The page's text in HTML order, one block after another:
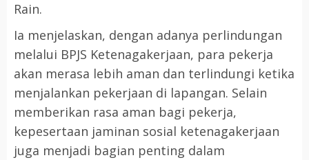
Rain.
Ia menjelaskan, dengan adanya perlindungan
melalui BPJS Ketenagakerjaan, para pekerja
akan merasa lebih aman dan terlindungi ketika
menjalankan pekerjaan di lapangan. Selain
memberikan rasa aman bagi pekerja,
kepesertaan jaminan sosial ketenagakerjaan
juga menjadi bagian penting dalam